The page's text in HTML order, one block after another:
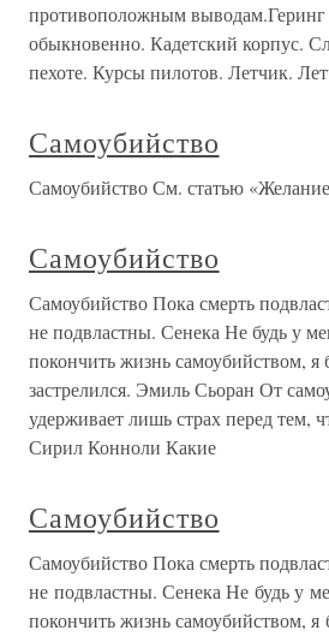
противоположным выводам.Геринг
обыкновенно. Кадетский корпус.
пехоте. Курсы пилотов. Летчик.
Самоубийство
Самоубийство См. статью
Самоубийство
Самоубийство Пока смерть
не подвластны. Сенека Не будь у
покончить жизнь самоубийством,
застрелился. Эмиль Сьоран От
удерживает лишь страх перед тем,
Сирил Конноли Какие
Самоубийство
Самоубийство Пока смерть
не подвластны. Сенека Не будь у
покончить жизнь самоубийством,